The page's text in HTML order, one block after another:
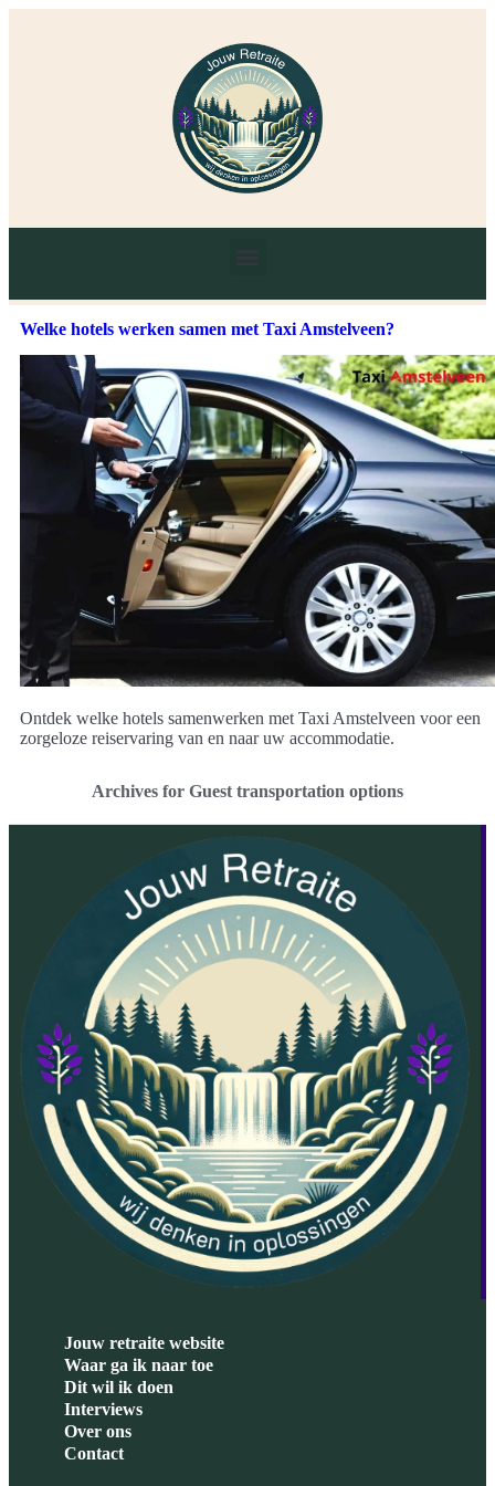
Welke hotels werken samen met Taxi Amstelveen?
Ontdek welke hotels samenwerken met Taxi Amstelveen voor een
zorgeloze reiservaring van en naar uw accommodatie.
Archives for Guest transportation options
Jouw retraite website
Waar ga ik naar toe
Dit wil ik doen
Interviews
Over ons
Contact